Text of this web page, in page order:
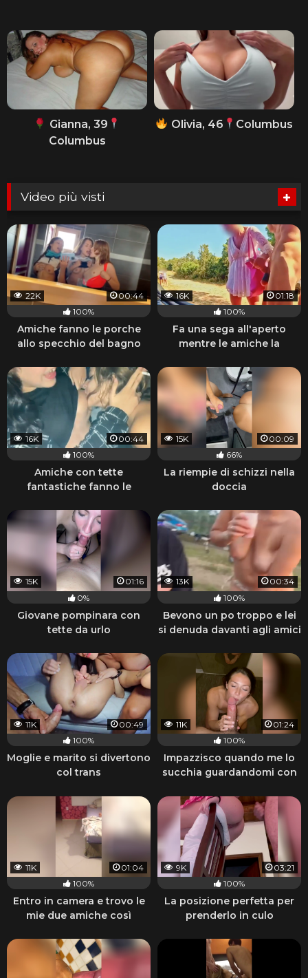
Gianna, 39
Columbus
Olivia, 46 Columbus
Video più visti
22K
00:44
100%
Amiche fanno le porche
allo specchio del bagno
16K
01:18
100%
Fa una sega all'aperto
mentre le amiche la
16K
00:44
100%
Amiche con tette
fantastiche fanno le
15K
00:09
66%
La riempie di schizzi nella
doccia
15K
01:16
0%
Giovane pompinara con
tette da urlo
13K
00:34
100%
Bevono un po troppo e lei
si denuda davanti agli amici
11K
00:49
100%
Moglie e marito si divertono
col trans
11K
01:24
100%
Impazzisco quando me lo
succhia guardandomi con
11K
01:04
100%
Entro in camera e trovo le
mie due amiche così
9K
03:21
100%
La posizione perfetta per
prenderlo in culo